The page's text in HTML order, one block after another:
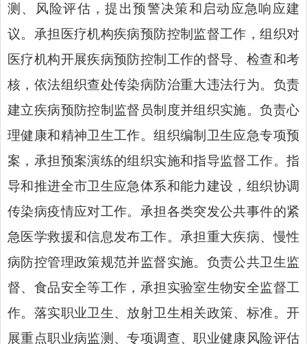
测、风险评估，提出预警决策和启动应急响应建
议。承担医疗机构疾病预防控制监督工作，组织对
医疗机构开展疾病预防控制工作的督导、检查和考
核，依法组织查处传染病防治重大违法行为。负责
建立疾病预防控制监督员制度并组织实施。负责心
理健康和精神卫生工作。组织编制卫生应急专项预
案，承担预案演练的组织实施和指导监督工作。指
导和推进全市卫生应急体系和能力建设，组织协调
传染病疫情应对工作。承担各类突发公共事件的紧
急医学救援和信息发布工作。承担重大疾病、慢性
病防控管理政策规范并监督实施。负责公共卫生监
督、食品安全等工作，承担实验室生物安全监督工
作。落实职业卫生、放射卫生相关政策、标准。开
展重点职业病监测、专项调查、职业健康风险评估